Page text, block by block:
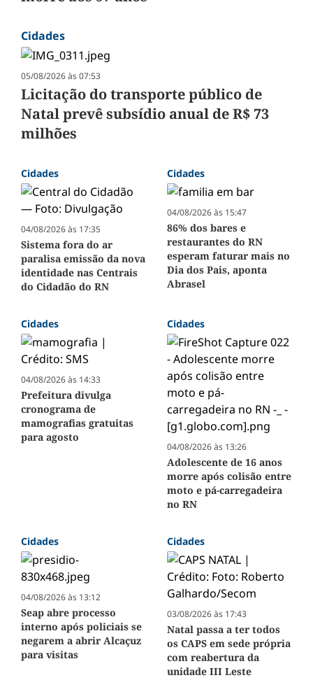
Cidades
05/08/2026 às 07:53
Licitação do transporte público de
Natal prevê subsídio anual de R$ 73
milhões
Cidades
04/08/2026 às 17:35
Sistema fora do ar
paralisa emissão da nova
identidade nas Centrais
do Cidadão do RN
Cidades
04/08/2026 às 15:47
86% dos bares e
restaurantes do RN
esperam faturar mais no
Dia dos Pais, aponta
Abrasel
Cidades
04/08/2026 às 14:33
Prefeitura divulga
cronograma de
mamografias gratuitas
para agosto
Cidades
04/08/2026 às 13:26
Adolescente de 16 anos
morre após colisão entre
moto e pá-carregadeira
no RN
Cidades
04/08/2026 às 13:12
Seap abre processo
interno após policiais se
negarem a abrir Alcaçuz
para visitas
Cidades
03/08/2026 às 17:43
Natal passa a ter todos
os CAPS em sede própria
com reabertura da
unidade III Leste